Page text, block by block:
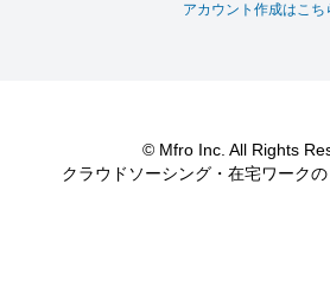
アカウント作成はこち
© Mfro Inc. All Rights
クラウドソーシング・在宅ワークの